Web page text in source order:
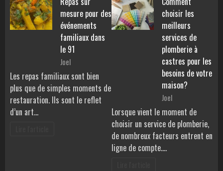
mesure pour des
événements
familiaux dans
le 91
Joel
Les repas familiaux sont bien
plus que de simples moments de
restauration. Ils sont le reflet
d’un art…
choisir les
meilleurs
services de
plomberie à
castres pour les
besoins de votre
maison?
Joel
Lorsque vient le moment de
choisir un service de plomberie,
de nombreux facteurs entrent en
ligne de compte.…